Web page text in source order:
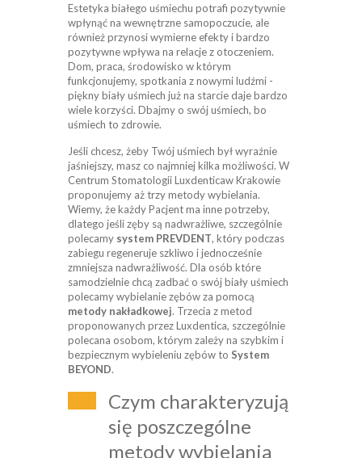
Estetyka białego uśmiechu potrafi pozytywnie
wpłynąć na wewnętrzne samopoczucie, ale
również przynosi wymierne efekty i bardzo
pozytywne wpływa na relacje z otoczeniem.
Dom, praca, środowisko w którym
funkcjonujemy, spotkania z nowymi ludźmi -
piękny biały uśmiech już na starcie daje bardzo
wiele korzyści. Dbajmy o swój uśmiech, bo
uśmiech to zdrowie.
Jeśli chcesz, żeby Twój uśmiech był wyraźnie
jaśniejszy, masz co najmniej kilka możliwości. W
Centrum Stomatologii Luxdenticaw Krakowie
proponujemy aż trzy metody wybielania.
Wiemy, że każdy Pacjent ma inne potrzeby,
dlatego jeśli zęby są nadwrażliwe, szczególnie
polecamy system PREVDENT, który podczas
zabiegu regeneruje szkliwo i jednocześnie
zmniejsza nadwrażliwość. Dla osób które
samodzielnie chcą zadbać o swój biały uśmiech
polecamy wybielanie zębów za pomocą
metody nakładkowej. Trzecia z metod
proponowanych przez Luxdentica, szczególnie
polecana osobom, którym zależy na szybkim i
bezpiecznym wybieleniu zębów to System
BEYOND.
Czym charakteryzują
się poszczególne
metody wybielania